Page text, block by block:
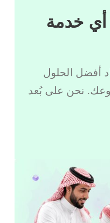
أي خدمة
أفضل الحلول
نحن على بُعد